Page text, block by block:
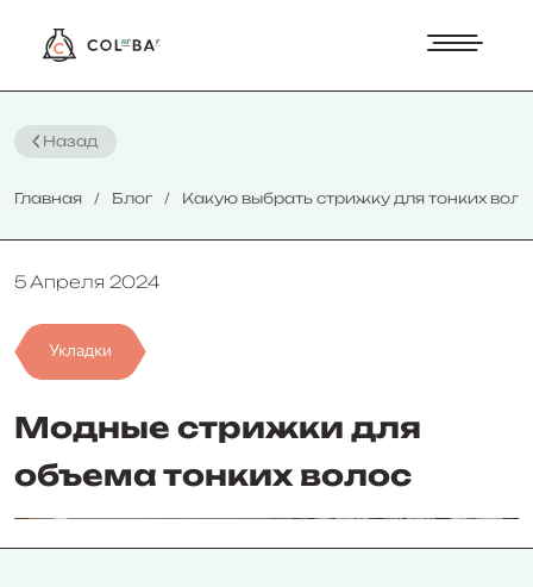
Назад
Главная Блог Какую выбрать стрижку для тонких
Укладки
5 Апреля 2024
Модные стрижки для
объема тонких волос